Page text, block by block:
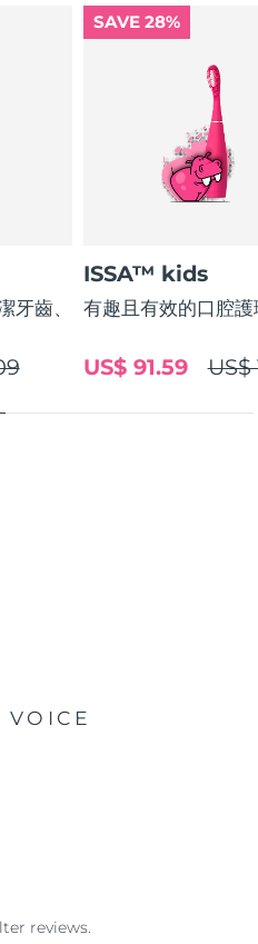
牙齒、
SAVE 28%
ISSA™ kids
有趣且有效的口腔護
US$
US$ 91.59
VOICE